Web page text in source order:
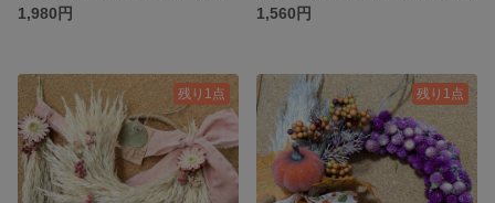
1,980円
1,560円
残り1点 残り1点